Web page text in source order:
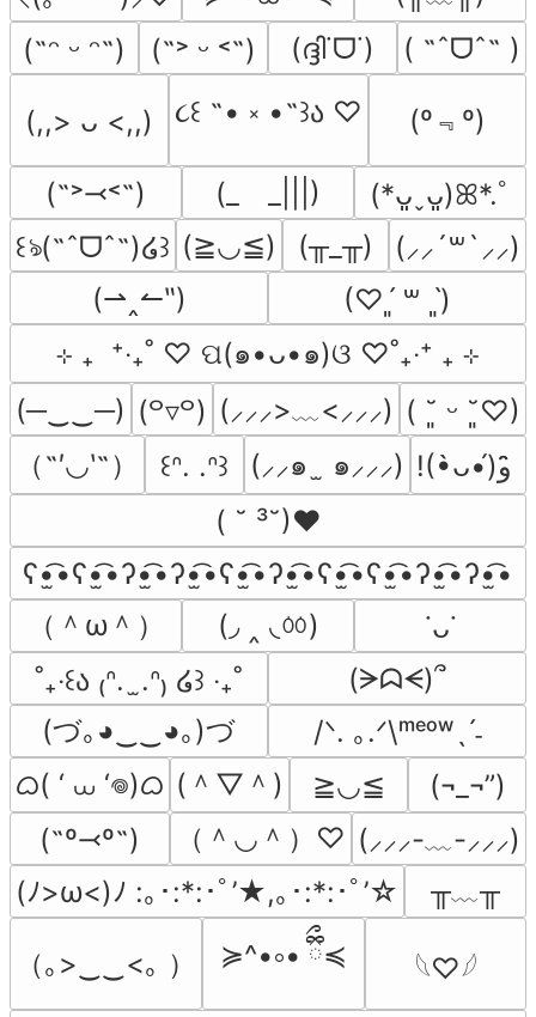
(˶ᵔ ᵕ ᵔ˶)
(˶˃ ᵕ ˂˶) (ദ്ദി˙ᗜ˙) ( ˶ˆᗜˆ˵ )
(,,> ᴗ <,,) ૮꒰ ˶• ༝ •˶꒱ა ♡ (º﹃º)
(˶˃⤙˂˶) (_　_|||)
(*ᴗ͈ˬᴗ͈)ꕤ*.ﾟ
꒰ঌ(˶ˆᗜˆ˵)໒꒱ (≧◡≦) (╥_╥)
(⸝⸝´꒳`⸝⸝)
(⇀‸↼‶)
(♡ˊ͈ ꒳ ˋ͈)
⊹ ₊  ⁺‧₊˚ ♡ ପ(๑•ᴗ•๑)ଓ ♡˚₊‧⁺ ₊ ⊹
(─‿‿─) (꒪▿꒪) (⸝⸝⸝>﹏<⸝⸝⸝) ( ˘͈ ᵕ ˘͈♡)
（˶′◡‵˶）
꒰ᐢ. .ᐢ꒱ (⸝⸝๑  ̫ ๑⸝⸝⸝)
( ˘ ³˘)♥
ʕ•̫͡•ʕ•̫͡•ʔ•̫͡•ʔ•̫͡•ʕ•̫͡•ʔ•̫͡•ʕ•̫͡•ʕ•̫͡•ʔ•̫͡•ʔ•̫͡•
（＾ω＾）
(◞ ‸ ◟ㆀ)
˙ᴗ˙
˚₊‧꒰ა ₍ᐢ.  ̫.ᐢ₎ ໒꒱ ‧₊˚
(ᗒᗣᗕ)՞
(づ｡◕‿‿◕｡)づ
/ᐠ. ｡.ᐟ\ᵐᵉᵒʷˎˊ˗
ᜊ( ‘ ⩊ ‘𖦹)ᜊ (＾▽＾) ≧◡≦
(¬_¬”)
(˶º⤙º˶)
（＾◡＾）♡ (⸝⸝⸝-﹏-⸝⸝⸝)
(ﾉ>ω<)ﾉ :｡･:*:･ﾟ’★,｡･:*:･ﾟ’☆
╥﹏╥
（｡>‿‿<｡ ） ≽^•༚• ྀིྀ≼
𓆩♡𓆪